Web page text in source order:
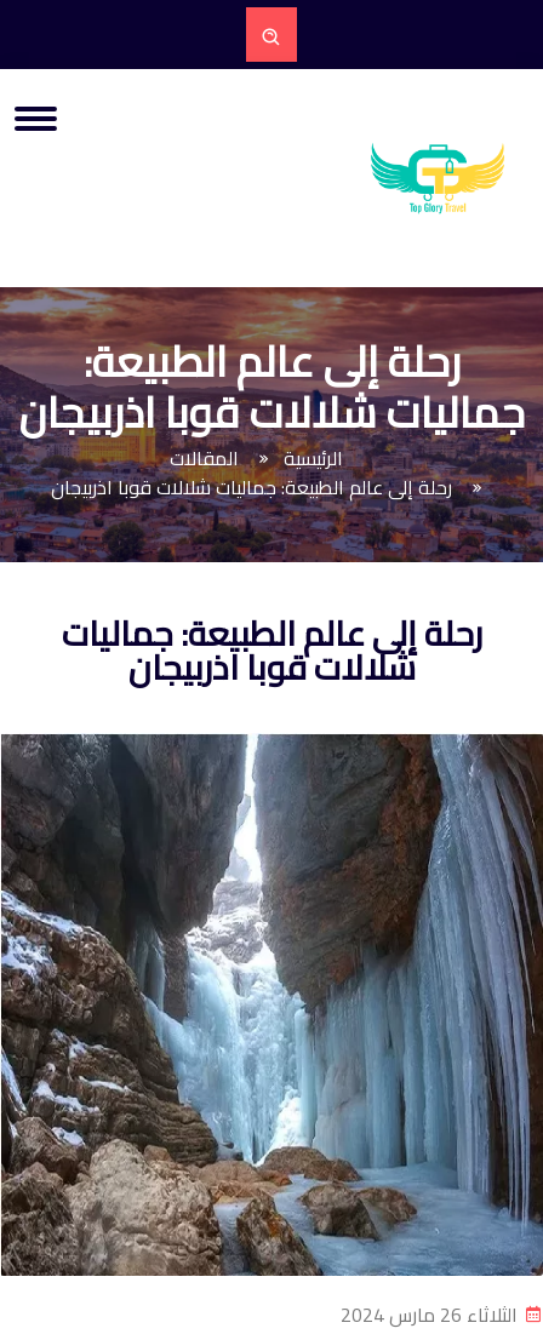
رحلة إلى عالم الطبيعة:
جماليات شلالات قوبا اذربيجان
الرئيسية
المقالات
رحلة إلى عالم الطبيعة: جماليات شلالات قوبا اذربيجان
رحلة إلى عالم الطبيعة: جماليات
شلالات قوبا اذربيجان
الثلاثاء 26 مارس 2024